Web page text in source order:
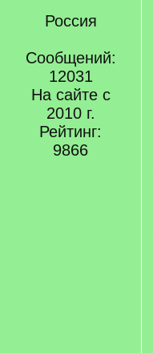
Россия
Сообщений:
12031
На сайте с
2010 г.
Рейтинг:
9866